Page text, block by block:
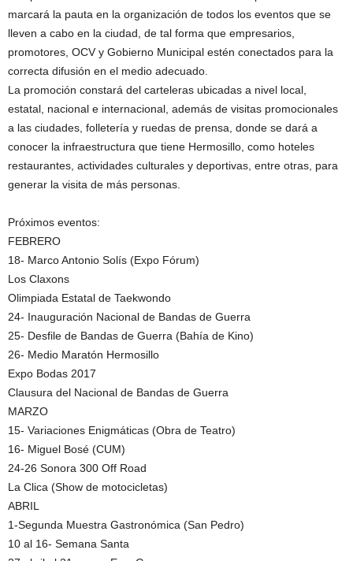
marcará la pauta en la organización de todos los eventos que se
lleven a cabo en la ciudad, de tal forma que empresarios,
promotores, OCV y Gobierno Municipal estén conectados para la
correcta difusión en el medio adecuado.
La promoción constará del carteleras ubicadas a nivel local,
estatal, nacional e internacional, además de visitas promocionales
a las ciudades, folletería y ruedas de prensa, donde se dará a
conocer la infraestructura que tiene Hermosillo, como hoteles
restaurantes, actividades culturales y deportivas, entre otras, para
generar la visita de más personas.
Próximos eventos:
FEBRERO
18- Marco Antonio Solís (Expo Fórum)
Los Claxons
Olimpiada Estatal de Taekwondo
24- Inauguración Nacional de Bandas de Guerra
25- Desfile de Bandas de Guerra (Bahía de Kino)
26- Medio Maratón Hermosillo
Expo Bodas 2017
Clausura del Nacional de Bandas de Guerra
MARZO
15- Variaciones Enigmáticas (Obra de Teatro)
16- Miguel Bosé (CUM)
24-26 Sonora 300 Off Road
La Clica (Show de motocicletas)
ABRIL
1-Segunda Muestra Gastronómica (San Pedro)
10 al 16- Semana Santa